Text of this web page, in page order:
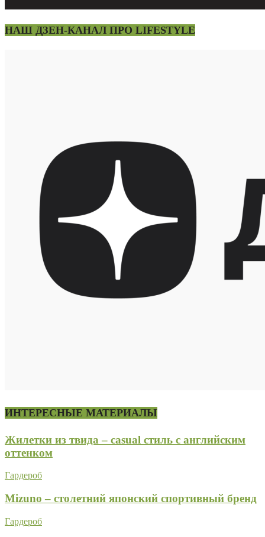
НАШ ДЗЕН-КАНАЛ ПРО LIFESTYLE
ИНТЕРЕСНЫЕ МАТЕРИАЛЫ
Жилетки из твида – casual стиль с английским
оттенком
Гардероб
Mizuno – столетний японский спортивный бренд
Гардероб